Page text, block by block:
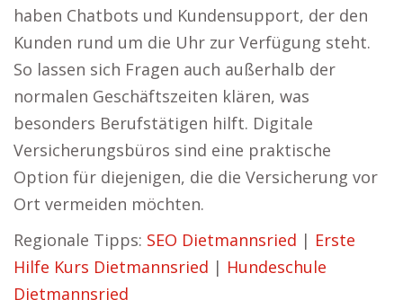
haben Chatbots und Kundensupport, der den
Kunden rund um die Uhr zur Verfügung steht.
So lassen sich Fragen auch außerhalb der
normalen Geschäftszeiten klären, was
besonders Berufstätigen hilft. Digitale
Versicherungsbüros sind eine praktische
Option für diejenigen, die die Versicherung vor
Ort vermeiden möchten.
Regionale Tipps: SEO Dietmannsried | Erste
Hilfe Kurs Dietmannsried | Hundeschule
Dietmannsried